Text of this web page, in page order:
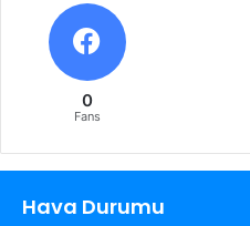
0
Fans
Hava Durumu